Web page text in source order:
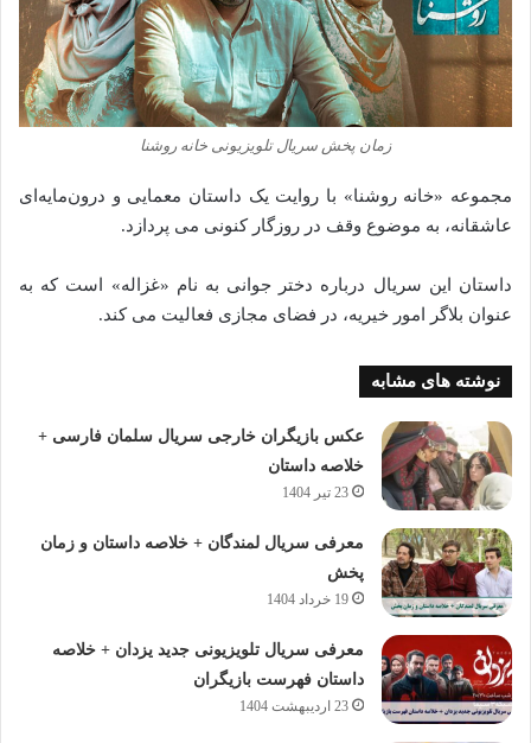
زمان پخش سریال تلویزیونی خانه روشنا
مجموعه «خانه روشنا» با روایت یک داستان معمایی و درون‌مایه‌ای
عاشقانه، به موضوع وقف در روزگار کنونی می‌ پردازد.
داستان این سریال درباره دختر جوانی به نام «غزاله» است که به
عنوان بلاگر امور خیریه، در فضای مجازی فعالیت می‌ کند.
نوشته های مشابه
عکس بازیگران خارجی سریال سلمان فارسی +
خلاصه داستان
23 تیر 1404
معرفی سریال لمندگان + خلاصه داستان و زمان
پخش
19 خرداد 1404
معرفی سریال تلویزیونی جدید یزدان + خلاصه
داستان فهرست بازیگران
23 اردیبهشت 1404